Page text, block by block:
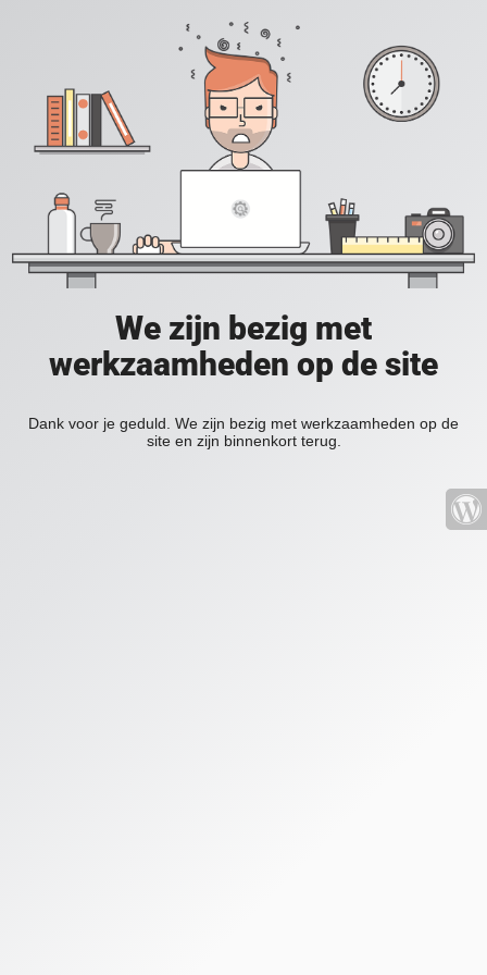
We zijn bezig met
werkzaamheden op de site
Dank voor je geduld. We zijn bezig met werkzaamheden op de
site en zijn binnenkort terug.